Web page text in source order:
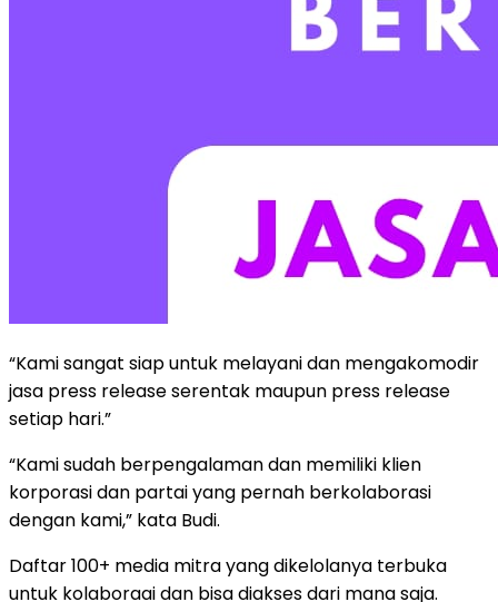
“Kami sangat siap untuk melayani dan mengakomodir
jasa press release serentak maupun press release
setiap hari.”
“Kami sudah berpengalaman dan memiliki klien
korporasi dan partai yang pernah berkolaborasi
dengan kami,” kata Budi.
Daftar 100+ media mitra yang dikelolanya terbuka
untuk kolaboraai dan bisa diakses dari mana saja.